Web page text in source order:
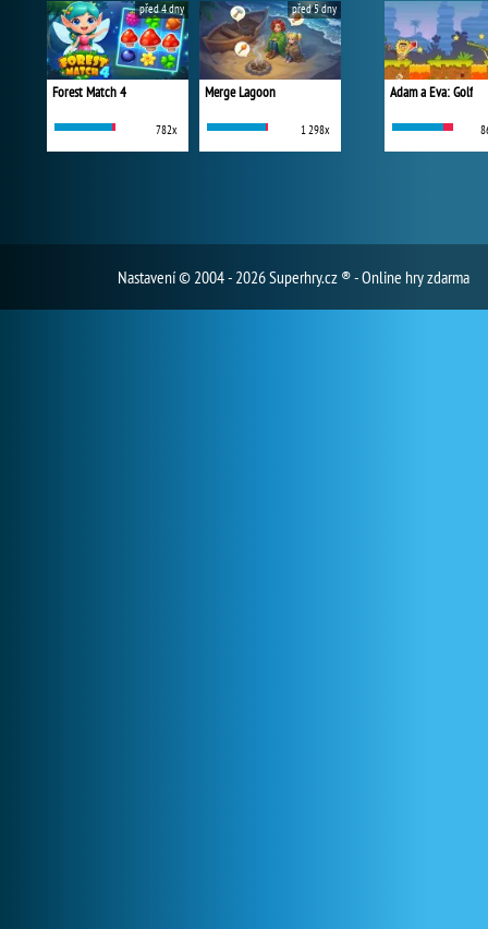
Forest Match 4
782x
před 4 dny
Merge Lagoon
1 298x
před 5 dny
Adam a Eva: Golf
Nastavení© 2004 - 2026 Superhry.cz ® - Online hry zdarma